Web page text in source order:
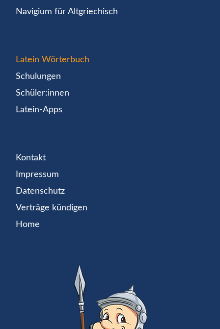
Navigium für Altgriechisch
Latein Wörterbuch
Schulungen
Schüler:innen
Latein-Apps
Kontakt
Impressum
Datenschutz
Verträge kündigen
Home